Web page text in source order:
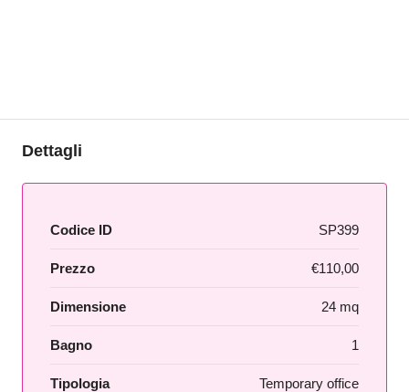
Dettagli
Codice ID SP399
Prezzo €110,00
Dimensione 24 mq
Bagno 1
Tipologia Temporary office